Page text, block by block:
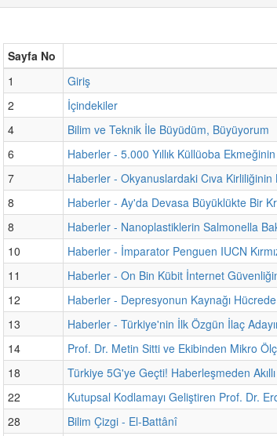
Sayfa No
1
Giriş
2
İçindekiler
4
Bilim ve Teknik İle Büyüdüm, Büyüyorum
6
Haberler - 5.000 Yıllık Küllüoba
7
Haberler - Okyanuslardaki Cıva
8
Haberler - Ay'da Devasa Büyüklükte Bir
8
Haberler - Nanoplastiklerin Salmonella
10
Haberler - İmparator Penguen IUCN
11
Haberler - On Bin Kübit İnternet
12
Haberler - Depresyonun Kaynağı
13
Haberler - Türkiye'nin İlk Özgün İlaç
14
Prof. Dr. Metin Sitti ve Ekibinden Mikro
18
Türkiye 5G'ye Geçti! Haberleşmeden
22
Kutupsal Kodlamayı Geliştiren Prof. Dr.
28
Bilim Çizgi - El-Battânî